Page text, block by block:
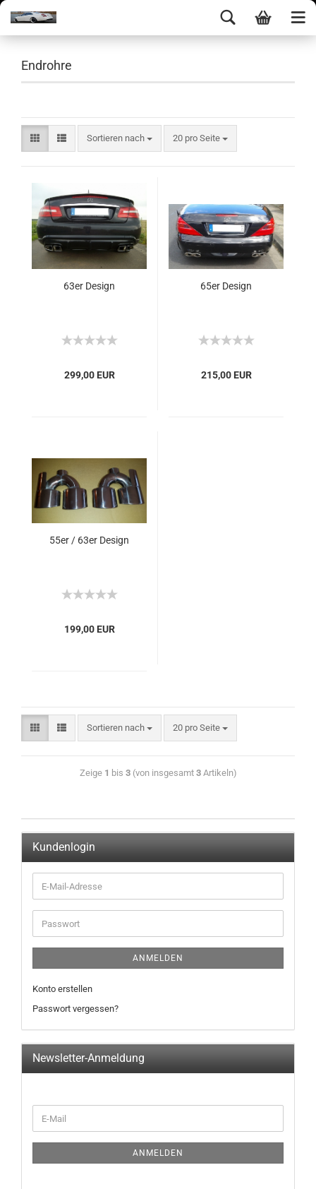
Endrohre
Sortieren nach 20 pro Seite
63er Design
299,00 EUR
65er Design
215,00 EUR
55er / 63er Design
199,00 EUR
Sortieren nach 20 pro Seite
Zeige 1 bis 3(von insgesamt 3Artikeln)
Kundenlogin
ANMELDEN
Konto erstellen
Passwort vergessen?
Newsletter-Anmeldung
ANMELDEN